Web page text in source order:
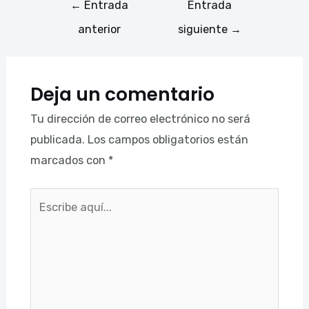
← Entrada
anterior
Entrada
siguiente →
Deja un comentario
Tu dirección de correo electrónico no será
publicada. Los campos obligatorios están
marcados con *